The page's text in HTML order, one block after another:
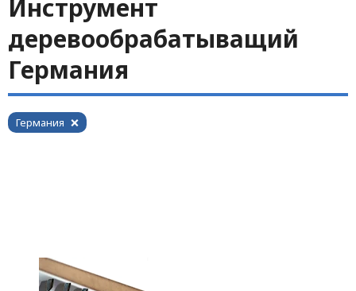
Инструмент
деревообрабатыващий
Германия
Германия